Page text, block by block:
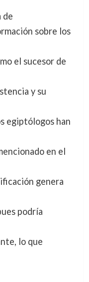
de
sobre los
el sucesor de
y su
egiptólogos han
en el
genera
podría
lo que